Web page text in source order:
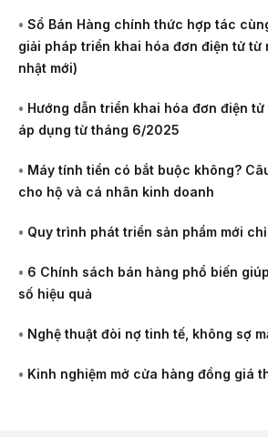
• Sổ Bán Hàng chính thức hợp tác
giải pháp triển khai hóa đơn điện tử từ
nhật mới)
• Hướng dẫn triển khai hóa đơn điện
áp dụng từ tháng 6/2025
• Máy tính tiền có bắt buộc không?
cho hộ và cá nhân kinh doanh
• Quy trình phát triển sản phẩm mới
• 6 Chính sách bán hàng phổ biến
số hiệu quả
• Nghệ thuật đòi nợ tinh tế, không sợ
• Kinh nghiệm mở cửa hàng đồng giá